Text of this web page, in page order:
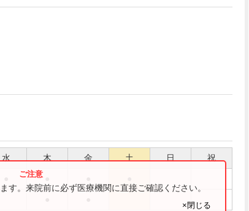
水 木 金 土 日 祝
す。来院前に必ず医療機関に直接ご確認ください。
×閉じる